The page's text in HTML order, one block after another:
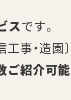
スです。
事・造園〕
ご紹介可能